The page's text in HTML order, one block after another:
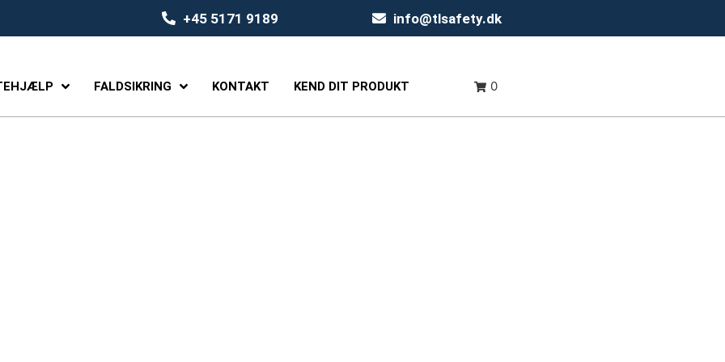
+45 5171 9189 info@tlsafety.dk
FALDSIKRING KONTAKT KEND DIT PRODUKT 0